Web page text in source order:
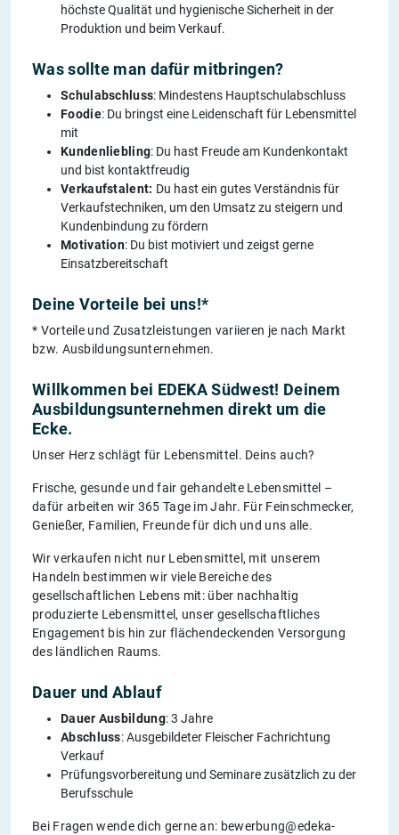
höchste Qualität und hygienische Sicherheit in der
Produktion und beim Verkauf.
Was sollte man dafür mitbringen?
Schulabschluss: Mindestens Hauptschulabschluss
Foodie: Du bringst eine Leidenschaft für Lebensmittel
mit
Kundenliebling: Du hast Freude am Kundenkontakt
und bist kontaktfreudig
Verkaufstalent: Du hast ein gutes Verständnis für
Verkaufstechniken, um den Umsatz zu steigern und
Kundenbindung zu fördern
Motivation: Du bist motiviert und zeigst gerne
Einsatzbereitschaft
Deine Vorteile bei uns!*
* Vorteile und Zusatzleistungen variieren je nach Markt
bzw. Ausbildungsunternehmen.
Willkommen bei EDEKA Südwest! Deinem
Ausbildungsunternehmen direkt um die
Ecke.
Unser Herz schlägt für Lebensmittel. Deins auch?
Frische, gesunde und fair gehandelte Lebensmittel –
dafür arbeiten wir 365 Tage im Jahr. Für Feinschmecker,
Genießer, Familien, Freunde für dich und uns alle.
Wir verkaufen nicht nur Lebensmittel, mit unserem
Handeln bestimmen wir viele Bereiche des
gesellschaftlichen Lebens mit: über nachhaltig
produzierte Lebensmittel, unser gesellschaftliches
Engagement bis hin zur flächendeckenden Versorgung
des ländlichen Raums.
Dauer und Ablauf
Dauer Ausbildung: 3 Jahre
Abschluss: Ausgebildeter Fleischer Fachrichtung
Verkauf
Prüfungsvorbereitung und Seminare zusätzlich zu der
Berufsschule
Bei Fragen wende dich gerne an: bewerbung@edeka-